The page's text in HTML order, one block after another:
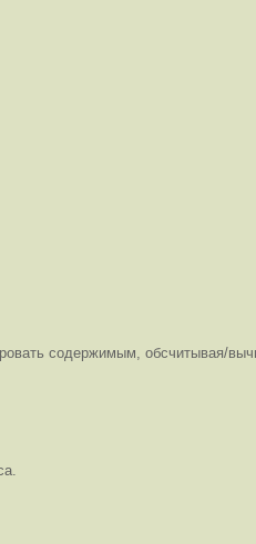
содержимым, обсчитывая/